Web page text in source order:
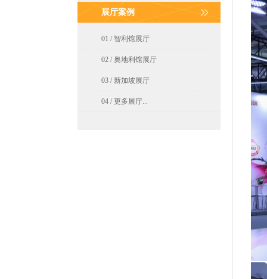
展厅案例
01 / 智利馆展厅
02 / 奥地利馆展厅
03 / 新加坡展厅
04 / 更多展厅...